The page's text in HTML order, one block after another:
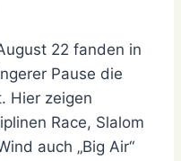
8.
22 fanden in
Pause die
Hier zeigen
Race, Slalom
auch „Big Air“